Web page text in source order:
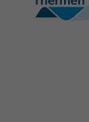
thermen.de